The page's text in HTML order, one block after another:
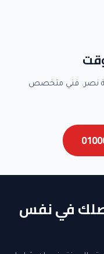
نصر. فني متخصص
في نفس